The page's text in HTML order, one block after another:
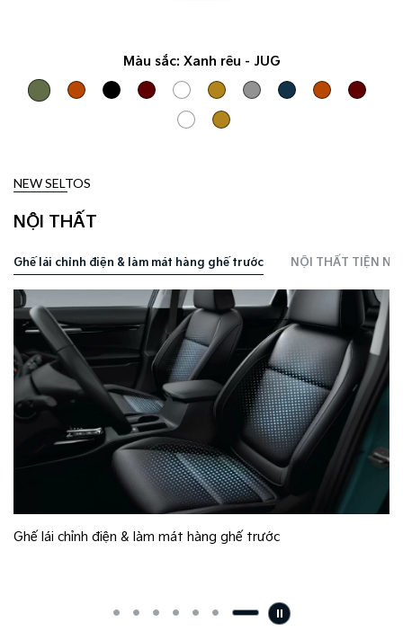
Màu sắc: Xanh rêu - JUG
NEW SELTOS
NỘI THẤT
Ghế lái chỉnh điện & làm mát hàng ghế trước NỘI THẤT TIỆN
Ghế lái chỉnh điện & làm mát hàng ghế trước